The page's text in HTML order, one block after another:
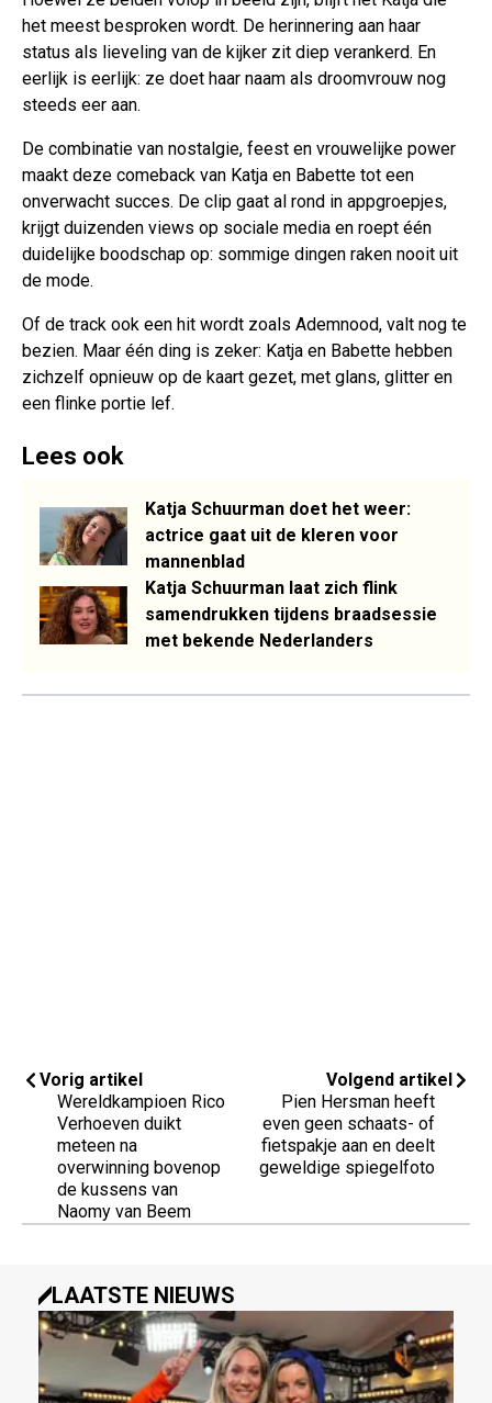
het meest besproken wordt. De herinnering aan haar
status als lieveling van de kijker zit diep verankerd. En
eerlijk is eerlijk: ze doet haar naam als droomvrouw nog
steeds eer aan.
De combinatie van nostalgie, feest en vrouwelijke power
maakt deze comeback van Katja en Babette tot een
onverwacht succes. De clip gaat al rond in appgroepjes,
krijgt duizenden views op sociale media en roept één
duidelijke boodschap op: sommige dingen raken nooit uit
de mode.
Of de track ook een hit wordt zoals Ademnood, valt nog te
bezien. Maar één ding is zeker: Katja en Babette hebben
zichzelf opnieuw op de kaart gezet, met glans, glitter en
een flinke portie lef.
Lees ook
Katja Schuurman doet het weer:
actrice gaat uit de kleren voor
mannenblad
Katja Schuurman laat zich flink
samendrukken tijdens braadsessie
met bekende Nederlanders
Vorig artikel
Wereldkampioen Rico
Verhoeven duikt
meteen na
overwinning bovenop
de kussens van
Naomy van Beem
Volgend artikel
Pien Hersman heeft
even geen schaats- of
fietspakje aan en deelt
geweldige spiegelfoto
LAATSTE NIEUWS